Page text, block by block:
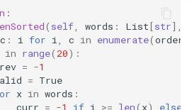
节
:
( self, words : List[str],
c : i for i, c in enumerate(order
in range(20):
= -1
= True
x in words :
curr = -1 if i >= len( x) else